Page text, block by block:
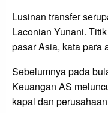
Lusinan transfer
Laconian Yunani.
pasar Asia, kata para
Sebelumnya pada
Keuangan AS
kapal dan